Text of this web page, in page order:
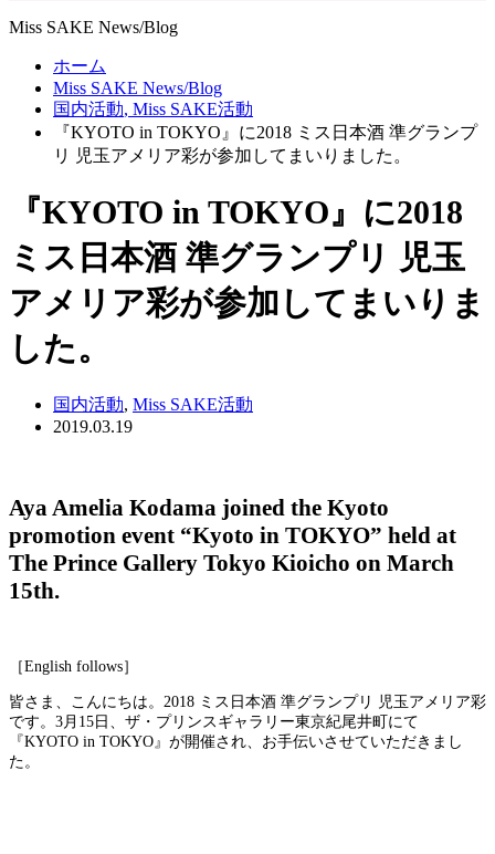
Miss SAKE News/Blog
ホーム
Miss SAKE News/Blog
国内活動, Miss SAKE活動
『KYOTO in TOKYO』に2018 ミス日本酒 準グランプ
リ 児玉アメリア彩が参加してまいりました。
『KYOTO in TOKYO』に2018
ミス日本酒 準グランプリ 児玉
アメリア彩が参加してまいりま
した。
国内活動, Miss SAKE活動
2019.03.19
Aya Amelia Kodama joined the Kyoto
promotion event “Kyoto in TOKYO” held at
The Prince Gallery Tokyo Kioicho on March
15th.
［English follows］
皆さま、こんにちは。2018 ミス日本酒 準グランプリ 児玉アメリア彩
です。3月15日、ザ・プリンスギャラリー東京紀尾井町にて
『KYOTO in TOKYO』が開催され、お手伝いさせていただきまし
た。